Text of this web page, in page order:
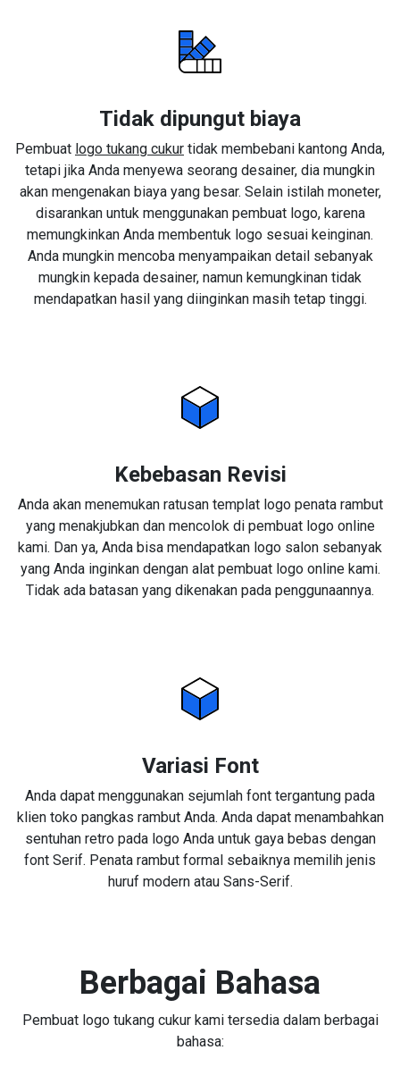
Tidak dipungut biaya
Pembuat logo tukang cukur tidak membebani kantong Anda,
tetapi jika Anda menyewa seorang desainer, dia mungkin
akan mengenakan biaya yang besar. Selain istilah moneter,
disarankan untuk menggunakan pembuat logo, karena
memungkinkan Anda membentuk logo sesuai keinginan.
Anda mungkin mencoba menyampaikan detail sebanyak
mungkin kepada desainer, namun kemungkinan tidak
mendapatkan hasil yang diinginkan masih tetap tinggi.
Kebebasan Revisi
Anda akan menemukan ratusan templat logo penata rambut
yang menakjubkan dan mencolok di pembuat logo online
kami. Dan ya, Anda bisa mendapatkan logo salon sebanyak
yang Anda inginkan dengan alat pembuat logo online kami.
Tidak ada batasan yang dikenakan pada penggunaannya.
Variasi Font
Anda dapat menggunakan sejumlah font tergantung pada
klien toko pangkas rambut Anda. Anda dapat menambahkan
sentuhan retro pada logo Anda untuk gaya bebas dengan
font Serif. Penata rambut formal sebaiknya memilih jenis
huruf modern atau Sans-Serif.
Berbagai Bahasa
Pembuat logo tukang cukur kami tersedia dalam berbagai
bahasa: